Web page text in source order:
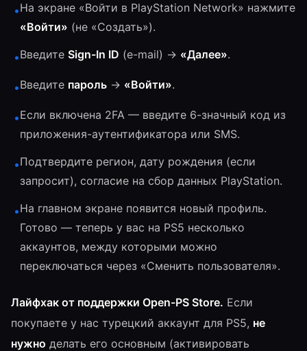
•На экране «Войти в PlayStation Network» нажмите
«Войти» (не «Создать»).
•Введите Sign-In ID (e-mail) → «Далее».
•Введите пароль → «Войти».
•Если включена 2FA — введите 6-значный код из
приложения-аутентификатора или SMS.
•Подтвердите регион, дату рождения (если
запросит), согласие на сбор данных PlayStation.
•На главном экране появится новый профиль.
Готово — теперь у вас на PS5 несколько
аккаунтов, между которыми можно
переключаться через «Сменить пользователя».
Лайфхак от поддержки Open-PS Store. Если
покупаете у нас турецкий аккаунт для PS5, не
нужно делать его основным (активировать